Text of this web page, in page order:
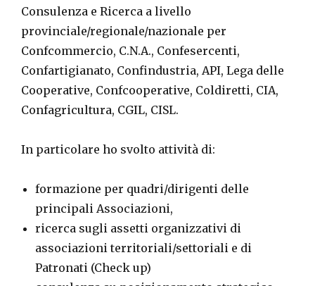
Consulenza e Ricerca a livello
provinciale/regionale/nazionale per
Confcommercio, C.N.A., Confesercenti,
Confartigianato, Confindustria, API, Lega delle
Cooperative, Confcooperative, Coldiretti, CIA,
Confagricultura, CGIL, CISL.
In particolare ho svolto attività di:
formazione per quadri/dirigenti delle
principali Associazioni,
ricerca sugli assetti organizzativi di
associazioni territoriali/settoriali e di
Patronati (Check up)